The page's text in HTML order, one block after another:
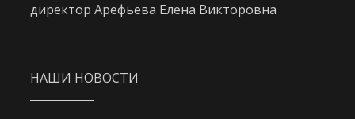
директор Арефьева Елена Викторовна
НАШИ НОВОСТИ